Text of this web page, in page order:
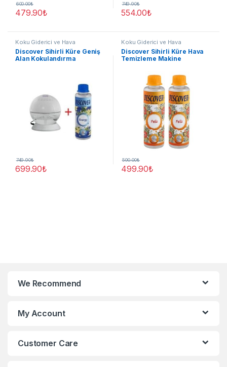
479.90₺
600.00₺
554.00₺
749.90₺
Koku Giderici ve Hava
Temizleyici
Discover Sihirli Küre Geniş
Alan Kokulandırma
699.90₺
749.90₺
Koku Giderici ve Hava
Temizleyici
Discover Sihirli Küre Hava
Temizleme Makine
499.90₺
590.00₺
We Recommend
My Account
Customer Care